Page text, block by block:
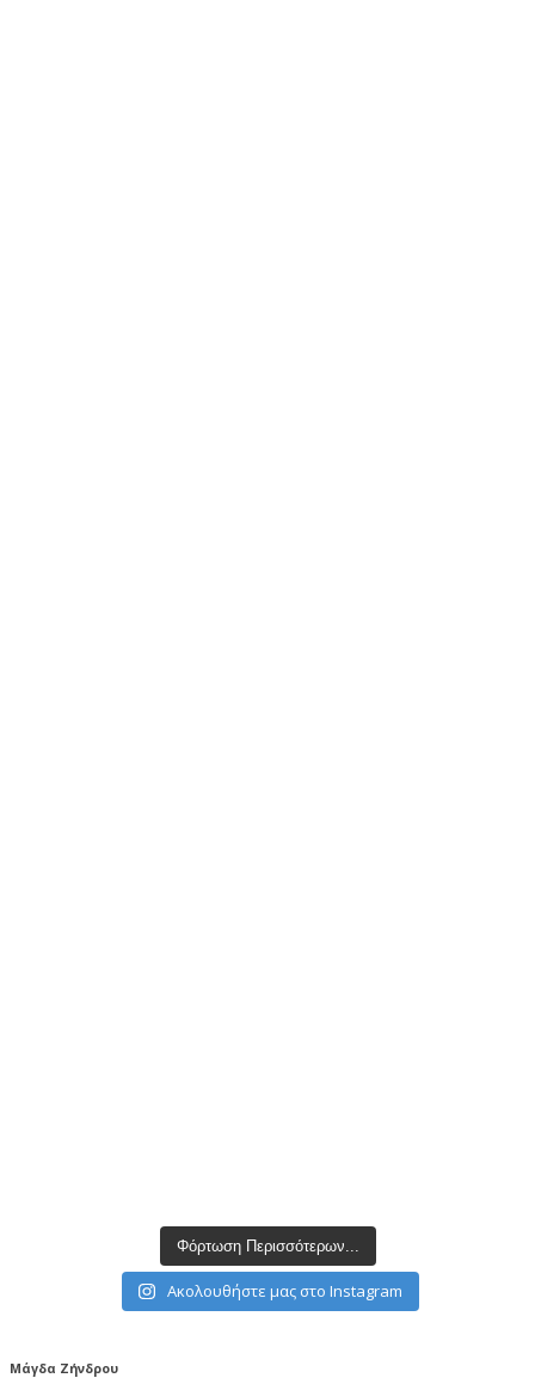
Φόρτωση Περισσότερων...
Ακολουθήστε μας στο Instagram
Μάγδα Ζήνδρου